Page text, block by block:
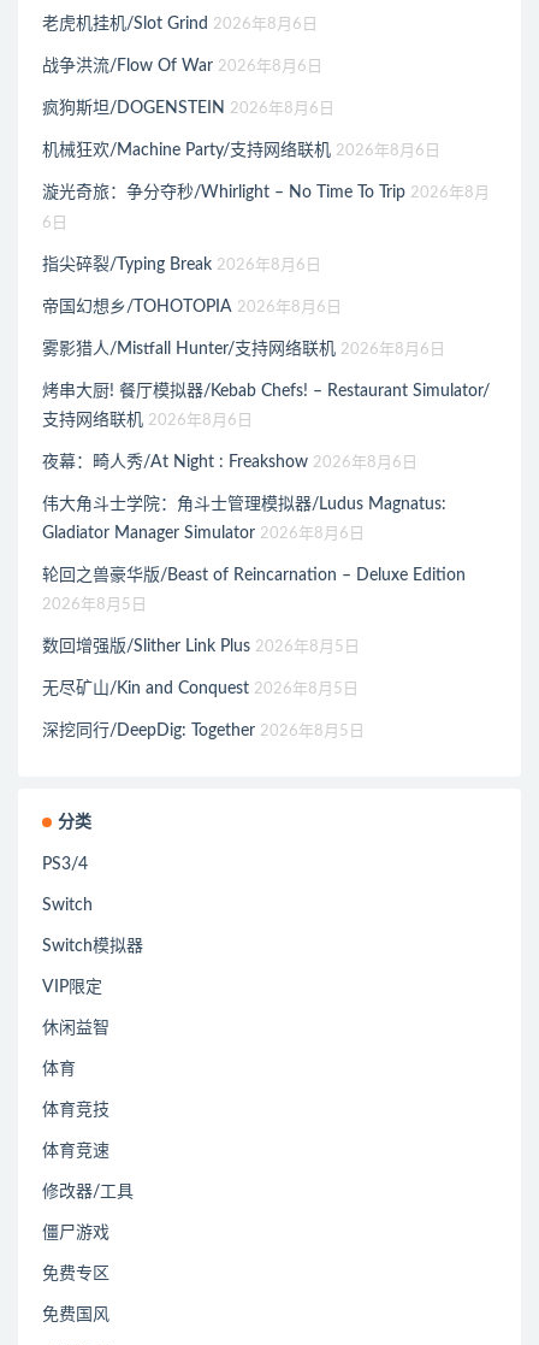
老虎机挂机/Slot Grind 2026年8月6日
战争洪流/Flow Of War 2026年8月6日
疯狗斯坦/DOGENSTEIN 2026年8月6日
机械狂欢/Machine Party/支持网络联机 2026年8月6日
漩光奇旅：争分夺秒/Whirlight – No Time To Trip 2026年8月
6日
指尖碎裂/Typing Break 2026年8月6日
帝国幻想乡/TOHOTOPIA 2026年8月6日
雾影猎人/Mistfall Hunter/支持网络联机 2026年8月6日
烤串大厨! 餐厅模拟器/Kebab Chefs! – Restaurant Simulator/
支持网络联机 2026年8月6日
夜幕：畸人秀/At Night : Freakshow 2026年8月6日
伟大角斗士学院：角斗士管理模拟器/Ludus Magnatus:
Gladiator Manager Simulator 2026年8月6日
轮回之兽豪华版/Beast of Reincarnation – Deluxe Edition
2026年8月5日
数回增强版/Slither Link Plus 2026年8月5日
无尽矿山/Kin and Conquest 2026年8月5日
深挖同行/DeepDig: Together 2026年8月5日
分类
PS3/4
Switch
Switch模拟器
VIP限定
休闲益智
体育
体育竞技
体育竞速
修改器/工具
僵尸游戏
免费专区
免费国风